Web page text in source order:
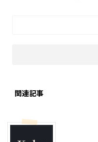
関連記事